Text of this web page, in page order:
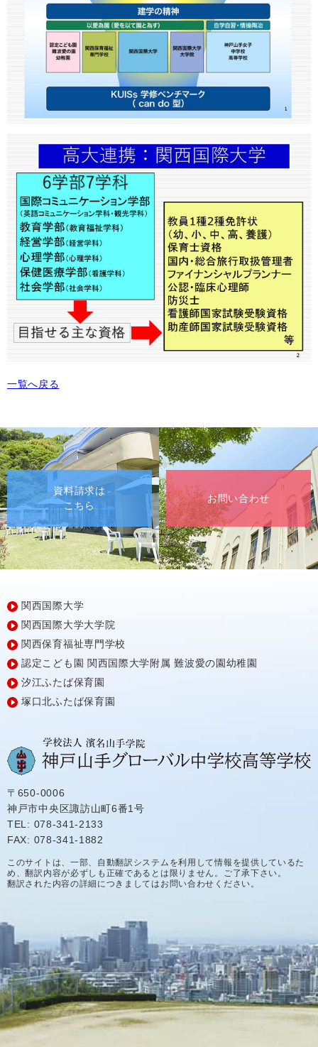
一覧へ戻る
資料請求は
こちら
お問い合わせ
関西国際大学
関西国際大学大学院
関西保育福祉専門学校
認定こども園 関西国際大学附属 難波愛の園幼稚園
汐江ふたば保育園
塚口北ふたば保育園
〒650-0006
神戸市中央区諏訪山町6番1号
TEL: 078-341-2133
FAX: 078-341-1882
このサイトは、一部、自動翻訳システムを利用して情報を提供しているた
め、翻訳内容が必ずしも正確であるとは限りません。ご了承下さい。
翻訳された内容の詳細につきましてはお問い合わせください。